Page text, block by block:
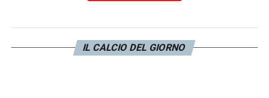
IL CALCIO DEL GIORNO